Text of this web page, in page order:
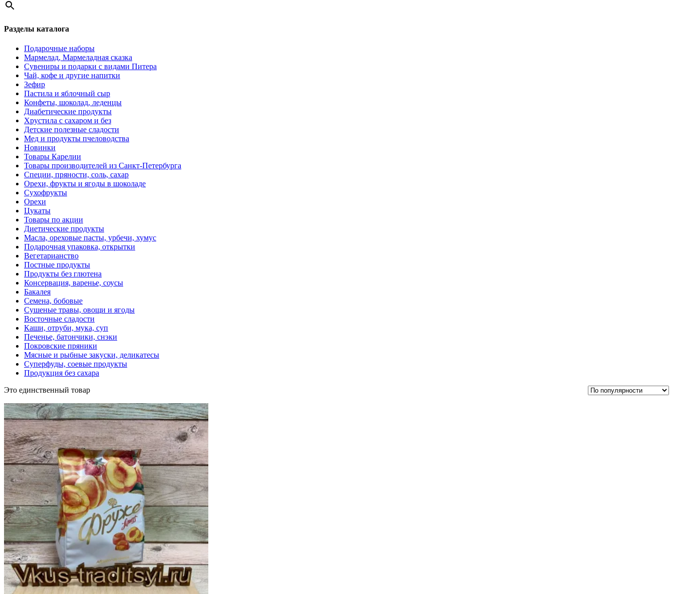
Разделы каталога
Подарочные наборы
Мармелад, Мармеладная сказка
Сувениры и подарки с видами Питера
Чай, кофе и другие напитки
Зефир
Пастила и яблочный сыр
Конфеты, шоколад, леденцы
Диабетические продукты
Хрустила с сахаром и без
Детские полезные сладости
Мед и продукты пчеловодства
Новинки
Товары Карелии
Товары производителей из Санкт-Петербурга
Специи, пряности, соль, сахар
Орехи, фрукты и ягоды в шоколаде
Сухофрукты
Орехи
Цукаты
Товары по акции
Диетические продукты
Масла, ореховые пасты, урбечи, хумус
Подарочная упаковка, открытки
Вегетарианство
Постные продукты
Продукты без глютена
Консервация, варенье, соусы
Бакалея
Семена, бобовые
Сушеные травы, овощи и ягоды
Восточные сладости
Каши, отруби, мука, суп
Печенье, батончики, снэки
Покровские пряники
Мясные и рыбные закуски, деликатесы
Суперфуды, соевые продукты
Продукция без сахара
Это единственный товар